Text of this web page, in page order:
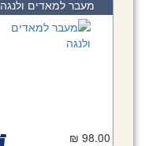
מעבר למאדים ולנגה
98.00 ₪